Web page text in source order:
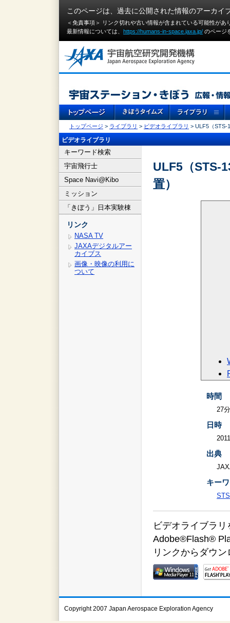
このページは、過去に公開された情報のアーカイ
＜免責事項＞ リンク切れや古い情報が含まれている可能性が
最新情報については、 https://humans-in-space.jaxa.jp/ のページ
トップページ > ライブラリ > ビデオライブラリ > ULF5（STS-
ビデオライブラリ
キーワード検索
宇宙飛行士
Space Navi@Kibo
ミッション
「きぼう」日本実験棟
リンク
NASA TV
JAXAデジタルアー
カイブス
画像・映像の利用に
ついて
ULF5（STS-
置）
時間
27
日時
出典
キー
ビデオライブラ
Adobe®Flash®
リンクからダウ
Copyright 2007 Japan Aerospace Exploration Agency